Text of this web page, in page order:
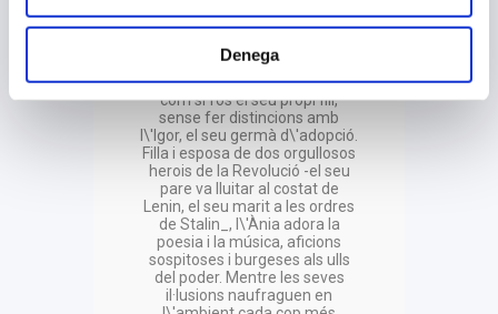
Denega
Allà és rebut per la seva nova
família, que, commoguda pel
tràgic exili, acull amb els braços
oberts al nen, exhaust i malalt.
L\'Ània no dubta a cuidar-lo
com si fos el seu propi fill,
sense fer distincions amb
l\'Igor, el seu germà d\'adopció.
Filla i esposa de dos orgullosos
herois de la Revolució -el seu
pare va lluitar al costat de
Lenin, el seu marit a les ordres
de Stalin_, l\'Ània adora la
poesia i la música, aficions
sospitoses i burgeses als ulls
del poder. Mentre les seves
il·lusions naufraguen en